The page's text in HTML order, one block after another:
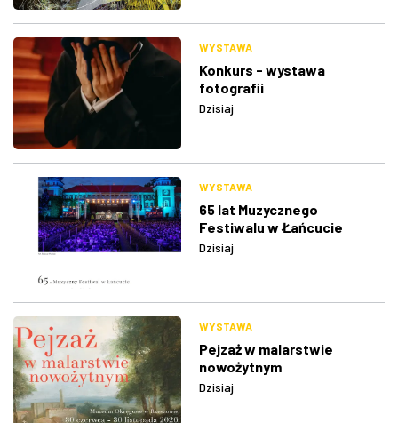
WYSTAWA
Konkurs - wystawa
fotografii
Dzisiaj
WYSTAWA
65 lat Muzycznego
Festiwalu w Łańcucie
Dzisiaj
WYSTAWA
Pejzaż w malarstwie
nowożytnym
Dzisiaj